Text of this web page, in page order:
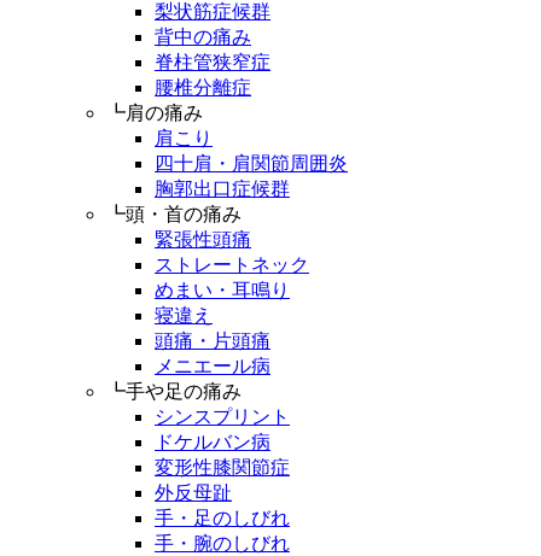
梨状筋症候群
背中の痛み
脊柱管狭窄症
腰椎分離症
┗肩の痛み
肩こり
四十肩・肩関節周囲炎
胸郭出口症候群
┗頭・首の痛み
緊張性頭痛
ストレートネック
めまい・耳鳴り
寝違え
頭痛・片頭痛
メニエール病
┗手や足の痛み
シンスプリント
ドケルバン病
変形性膝関節症
外反母趾
手・足のしびれ
手・腕のしびれ